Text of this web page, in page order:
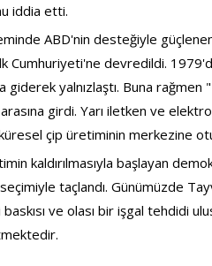
iddia etti.
ABD'nin desteğiyle
Cumhuriyeti'ne devredildi.
giderek yalnızlaştı. Buna
arasına girdi. Yarı iletken ve
küresel çip üretiminin merkezine
kaldırılmasıyla başlayan
seçimiyle taçlandı. Günümüzde
ve olası bir işgal tehdidi